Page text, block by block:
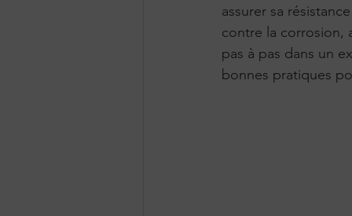
assurer sa
contre la corrosion,
pas à pas dans un
bonnes pratiques